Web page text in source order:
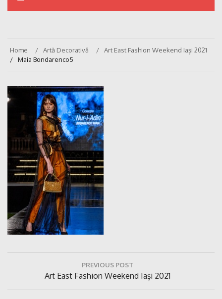
Home Artă Decorativă
Art East Fashion Weekend Iași 2021
Maia Bondarenco5
PREVIOUS POST
Previous
Post:
Art East Fashion Weekend Iași 2021